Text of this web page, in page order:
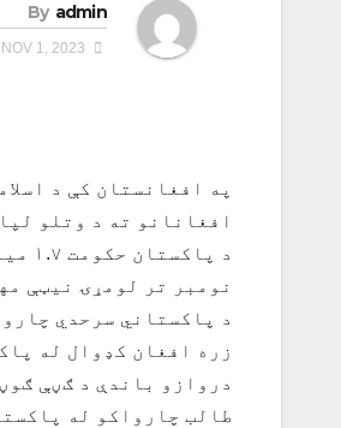
By admin
په افغانستان کې د
افغانانو ته د وتلو
د
نومبر تر لومړۍ نیټې
زره افغان کډوال له
دروازو باندې د ګڼې
طالب چارواکو له